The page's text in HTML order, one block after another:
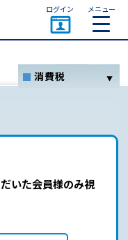
ログイン メニュー
消費税
資産税関係
セミナー一覧
いた会員様のみ視